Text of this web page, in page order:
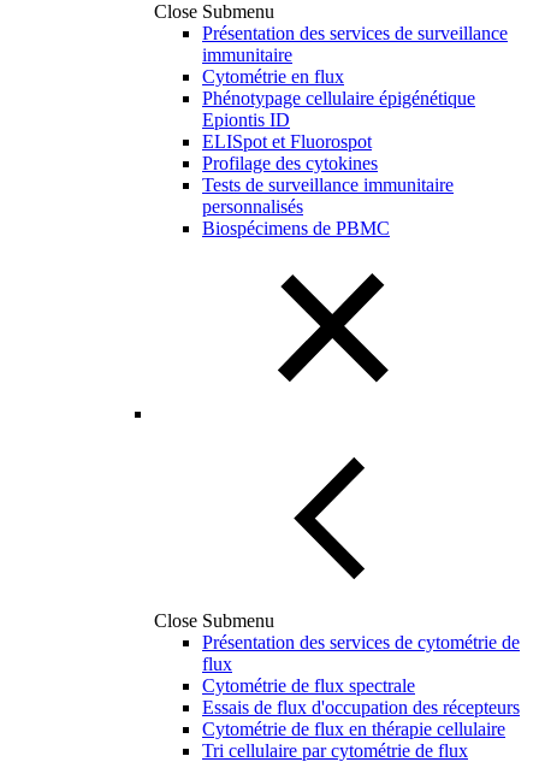
Close Submenu
Présentation des services de surveillance
immunitaire
Cytométrie en flux
Phénotypage cellulaire épigénétique
Epiontis ID
ELISpot et Fluorospot
Profilage des cytokines
Tests de surveillance immunitaire
personnalisés
Biospécimens de PBMC
Close Submenu
Présentation des services de cytométrie de
flux
Cytométrie de flux spectrale
Essais de flux d'occupation des récepteurs
Cytométrie de flux en thérapie cellulaire
Tri cellulaire par cytométrie de flux